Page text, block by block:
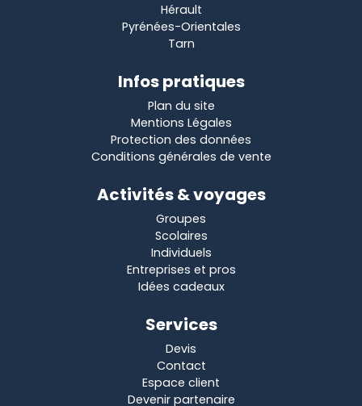
Hérault
Pyrénées-Orientales
Tarn
Infos pratiques
Plan du site
Mentions Légales
Protection des données
Conditions générales de vente
Activités & voyages
Groupes
Scolaires
Individuels
Entreprises et pros
Idées cadeaux
Services
Devis
Contact
Espace client
Devenir partenaire